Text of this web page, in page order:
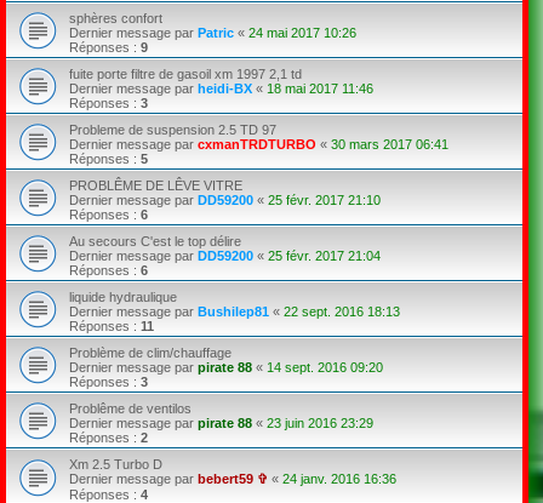
sphères confort
Dernier message par Patric « 24 mai 2017 10:26
Réponses : 9
fuite porte filtre de gasoil xm 1997 2,1 td
Dernier message par heidi-BX « 18 mai 2017 11:46
Réponses : 3
Probleme de suspension 2.5 TD 97
Dernier message par cxmanTRDTURBO « 30 mars 2017 06:41
Réponses : 5
PROBLÊME DE LÊVE VITRE
Dernier message par DD59200 « 25 févr. 2017 21:10
Réponses : 6
Au secours C'est le top délire
Dernier message par DD59200 « 25 févr. 2017 21:04
Réponses : 6
liquide hydraulique
Dernier message par Bushilep81 « 22 sept. 2016 18:13
Réponses : 11
Problème de clim/chauffage
Dernier message par pirate 88 « 14 sept. 2016 09:20
Réponses : 3
Problême de ventilos
Dernier message par pirate 88 « 23 juin 2016 23:29
Réponses : 2
Xm 2.5 Turbo D
Dernier message par bebert59 ✞ « 24 janv. 2016 16:36
Réponses : 4